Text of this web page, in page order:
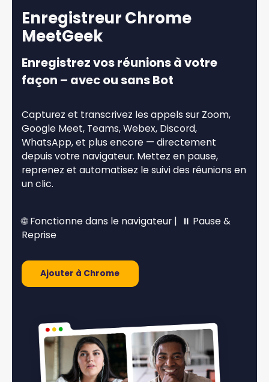
Enregistreur Chrome
MeetGeek
Enregistrez vos réunions à votre
façon – avec ou sans Bot
Capturez et transcrivez les appels sur Zoom,
Google Meet, Teams, Webex, Discord,
WhatsApp, et plus encore — directement
depuis votre navigateur. Mettez en pause,
reprenez et automatisez le suivi des réunions en
un clic.
🌐 Fonctionne dans le navigateur | ⏸️ Pause &
Reprise
Ajouter à Chrome